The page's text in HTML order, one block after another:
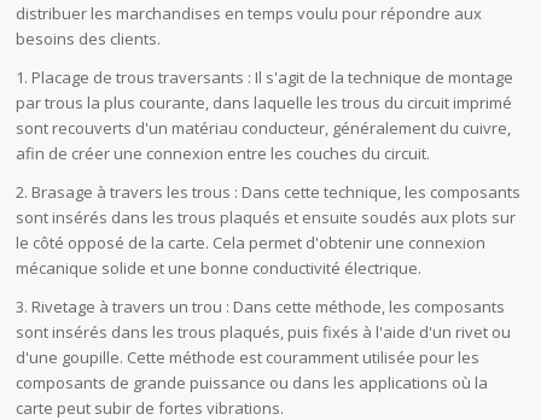
distribuer les marchandises en temps voulu pour répondre aux
besoins des clients.
1. Placage de trous traversants : Il s'agit de la technique de montage
par trous la plus courante, dans laquelle les trous du circuit imprimé
sont recouverts d'un matériau conducteur, généralement du cuivre,
afin de créer une connexion entre les couches du circuit.
2. Brasage à travers les trous : Dans cette technique, les composants
sont insérés dans les trous plaqués et ensuite soudés aux plots sur
le côté opposé de la carte. Cela permet d'obtenir une connexion
mécanique solide et une bonne conductivité électrique.
3. Rivetage à travers un trou : Dans cette méthode, les composants
sont insérés dans les trous plaqués, puis fixés à l'aide d'un rivet ou
d'une goupille. Cette méthode est couramment utilisée pour les
composants de grande puissance ou dans les applications où la
carte peut subir de fortes vibrations.